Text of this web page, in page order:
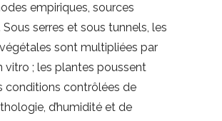
empiriques, sources
Sous serres et sous tunnels, les
sont multipliées par
vitro ; les plantes poussent
conditions contrôlées de
d’humidité et de